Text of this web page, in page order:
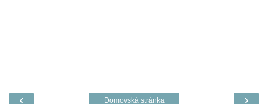
‹ ›
Domovská stránka